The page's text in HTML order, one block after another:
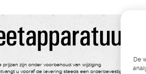
prijzen zijn onder voorbehoud van wijziging
u vooraf de levering steeds een orderbevestiging
De